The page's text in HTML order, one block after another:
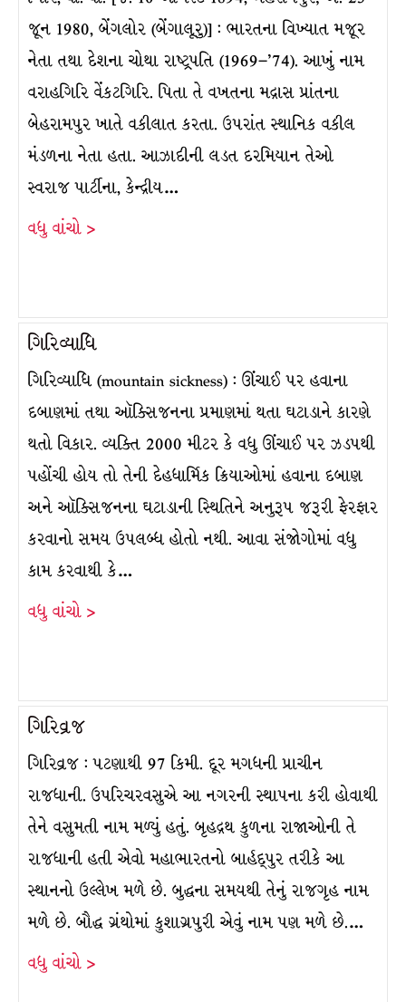
જૂન 1980, બેંગલોર (બેંગાલૂરુ)] : ભારતના વિખ્યાત મજૂર
નેતા તથા દેશના ચોથા રાષ્ટ્રપતિ (1969–’74). આખું નામ
વરાહગિરિ વેંકટગિરિ. પિતા તે વખતના મદ્રાસ પ્રાંતના
બેહરામપુર ખાતે વકીલાત કરતા. ઉપરાંત સ્થાનિક વકીલ
મંડળના નેતા હતા. આઝાદીની લડત દરમિયાન તેઓ
સ્વરાજ પાર્ટીના, કેન્દ્રીય…
વધુ વાંચો >
ગિરિવ્યાધિ
ગિરિવ્યાધિ (mountain sickness) : ઊંચાઈ પર હવાના
દબાણમાં તથા ઑક્સિજનના પ્રમાણમાં થતા ઘટાડાને કારણે
થતો વિકાર. વ્યક્તિ 2000 મીટર કે વધુ ઊંચાઈ પર ઝડપથી
પહોંચી હોય તો તેની દેહધાર્મિક ક્રિયાઓમાં હવાના દબાણ
અને ઑક્સિજનના ઘટાડાની સ્થિતિને અનુરૂપ જરૂરી ફેરફાર
કરવાનો સમય ઉપલબ્ધ હોતો નથી. આવા સંજોગોમાં વધુ
કામ કરવાથી કે…
વધુ વાંચો >
ગિરિવ્રજ
ગિરિવ્રજ : પટણાથી 97 કિમી. દૂર મગધની પ્રાચીન
રાજધાની. ઉપરિચરવસુએ આ નગરની સ્થાપના કરી હોવાથી
તેને વસુમતી નામ મળ્યું હતું. બૃહદ્રથ કુળના રાજાઓની તે
રાજધાની હતી એવો મહાભારતનો બાર્હદ્પુર તરીકે આ
સ્થાનનો ઉલ્લેખ મળે છે. બુદ્ધના સમયથી તેનું રાજગૃહ નામ
મળે છે. બૌદ્ધ ગ્રંથોમાં કુશાગ્રપુરી એવું નામ પણ મળે છે.…
વધુ વાંચો >